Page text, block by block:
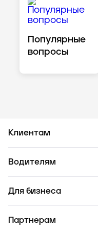
Популярные
вопросы
Клиентам
Водителям
Для бизнеса
Партнерам